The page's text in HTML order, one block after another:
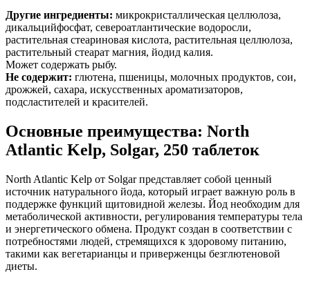
Другие ингредиенты: микрокристаллическая целлюлоза,
дикальцийфосфат, североатлантические водоросли,
растительная стеариновая кислота, растительная целлюлоза,
растительный стеарат магния, йодид калия.
Может содержать рыбу.
Не содержит: глютена, пшеницы, молочных продуктов, сои,
дрожжей, сахара, искусственных ароматизаторов,
подсластителей и красителей.
Основные преимущества: North
Atlantic Kelp, Solgar, 250 таблеток
North Atlantic Kelp от Solgar представляет собой ценный
источник натурального йода, который играет важную роль в
поддержке функций щитовидной железы. Йод необходим для
метаболической активности, регулирования температуры тела
и энергетического обмена. Продукт создан в соответствии с
потребностями людей, стремящихся к здоровому питанию,
такими как вегетарианцы и приверженцы безглютеновой
диеты.